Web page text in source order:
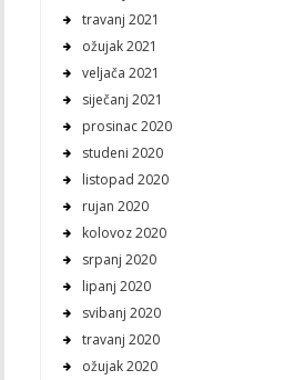
travanj 2021
ožujak 2021
veljača 2021
siječanj 2021
prosinac 2020
studeni 2020
listopad 2020
rujan 2020
kolovoz 2020
srpanj 2020
lipanj 2020
svibanj 2020
travanj 2020
ožujak 2020